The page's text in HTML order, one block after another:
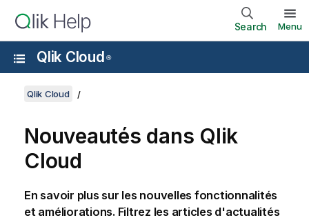
Search Menu
Qlik Cloud ®
Qlik Cloud
Nouveautés dans Qlik
Cloud
En savoir plus sur les nouvelles fonctionnalités
et améliorations. Filtrez les articles d'actualités